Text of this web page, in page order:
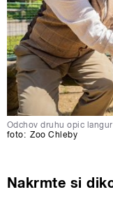
Odchov druhu opic
foto: Zoo Chleby
Nakrmte si